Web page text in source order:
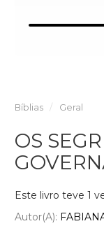
Bíblias Geral
OS
Este livro teve 1
Autor(a):